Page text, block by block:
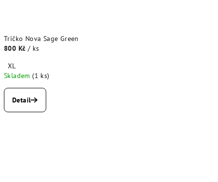
Tričko Nova Sage Green
800 Kč / ks
XL
Skladem(1 ks)
Detail